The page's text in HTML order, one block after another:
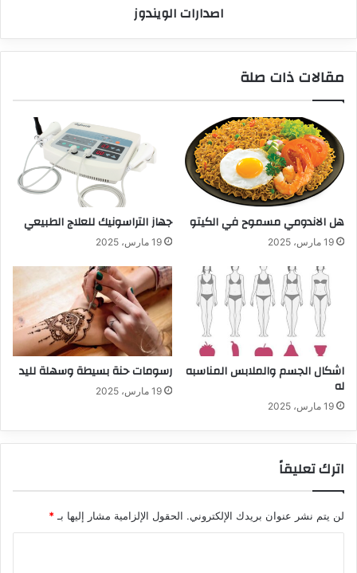
اصدارات الويندوز
مقالات ذات صلة
هل الاندومي مسموح في الكيتو
19 مارس، 2025
جهاز التراسونيك للعلاج الطبيعي
19 مارس، 2025
اشكال الجسم والملابس المناسبه
له
19 مارس، 2025
رسومات حنة بسيطة وسهلة لليد
19 مارس، 2025
اترك تعليقاً
لن يتم نشر عنوان بريدك الإلكتروني. الحقول الإلزامية مشار إليها بـ *